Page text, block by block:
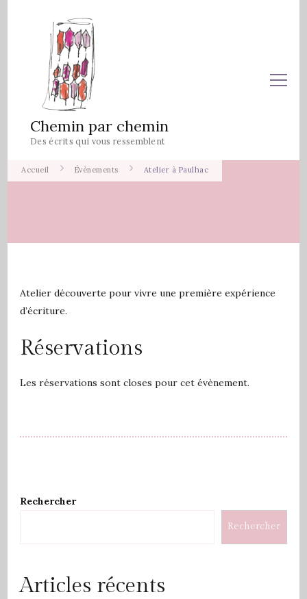
Chemin par chemin
Des écrits qui vous ressemblent
Accueil Évènements Atelier à Paulhac
Atelier découverte pour vivre une première expérience
d’écriture.
Réservations
Les réservations sont closes pour cet évènement.
Rechercher
Rechercher
Articles récents